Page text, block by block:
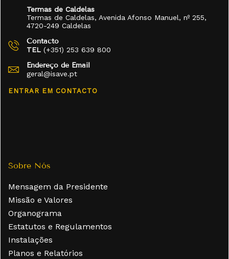
Termas de Caldelas
Termas de Caldelas, Avenida Afonso Manuel, nº 255,
4720-249 Caldelas
Contacto
TEL (+351) 253 639 800
Endereço de Email
geral@isave.pt
ENTRAR EM CONTACTO
Sobre Nós
Mensagem da Presidente
Missão e Valores
Organograma
Estatutos e Regulamentos
Instalações
Planos e Relatórios